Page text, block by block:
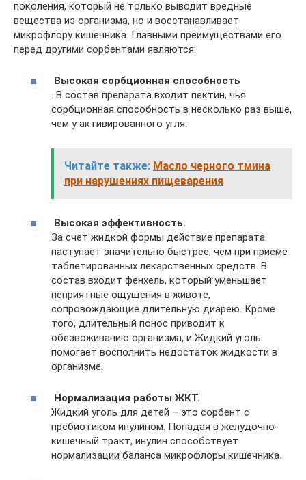
поколения, который не только выводит вредные
вещества из организма, но и восстанавливает
микрофлору кишечника. Главными преимуществами его
перед другими сорбентами являются:
Высокая сорбционная способность
. В состав препарата входит пектин, чья
сорбционная способность в несколько раз выше,
чем у активированного угля.
Читайте также: Масло черного тмина
при нарушениях пищеварения
Высокая эффективность.
За счет жидкой формы действие препарата
наступает значительно быстрее, чем при приеме
таблетированных лекарственных средств. В
состав входит фенхель, который уменьшает
неприятные ощущения в животе,
сопровождающие длительную диарею. Кроме
того, длительный понос приводит к
обезвоживанию организма, и Жидкий уголь
помогает восполнить недостаток жидкости в
организме.
Нормализация работы ЖКТ.
Жидкий уголь для детей – это сорбент с
пребиотиком инулином. Попадая в желудочно-
кишечный тракт, инулин способствует
нормализации баланса микрофлоры кишечника.